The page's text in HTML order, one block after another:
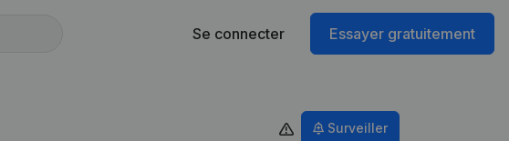
Se connecter Essayer gratuitement
Surveiller